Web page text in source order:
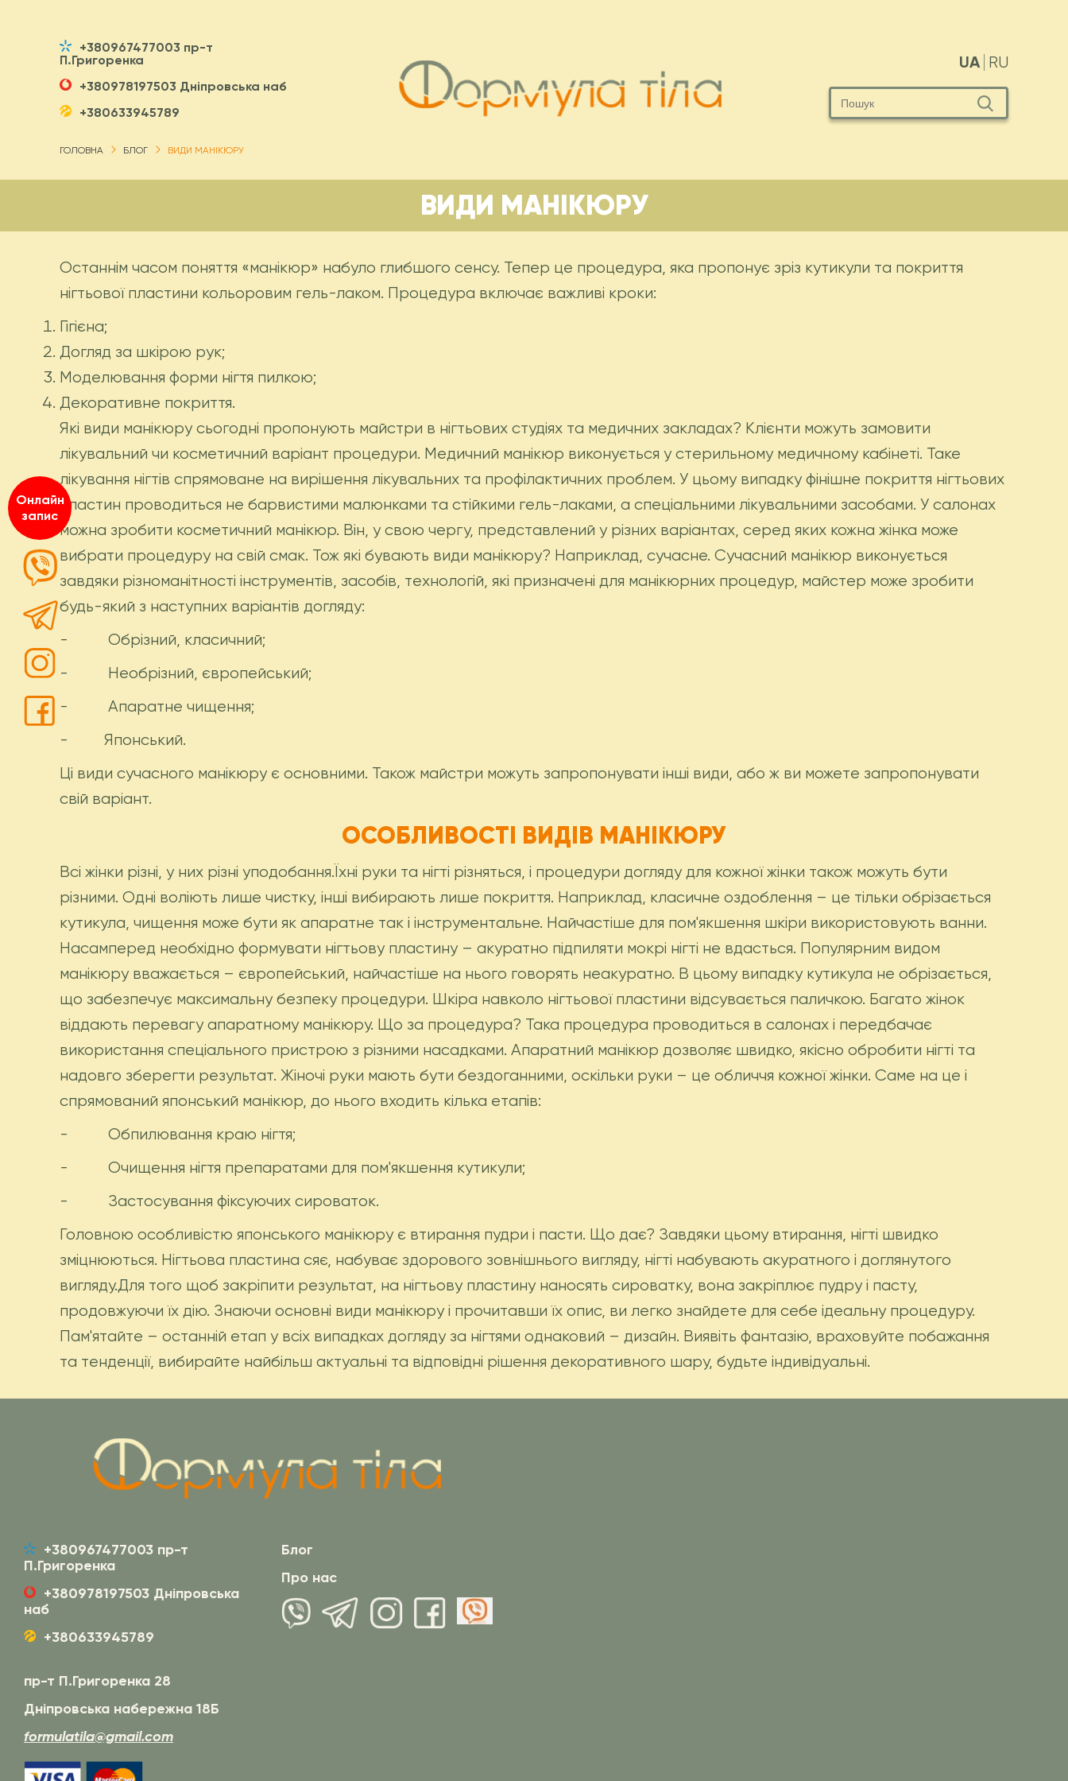
+380967477003 пр-т
П.Григоренка
+380978197503 Дніпровська наб
+380633945789
RU
UA
ГОЛОВНА БЛОГ ВИДИ МАНІКЮРУ
ВИДИ МАНІКЮРУ
Останнім часом поняття «манікюр» набуло глибшого сенсу. Тепер це процедура, яка пропонує зріз кутикули та покриття
нігтьової пластини кольоровим гель-лаком. Процедура включає важливі кроки:
Гігієна;
Догляд за шкірою рук;
Моделювання форми нігтя пилкою;
Декоративне покриття.
Які види манікюру сьогодні пропонують майстри в нігтьових студіях та медичних закладах? Клієнти можуть замовити
лікувальний чи косметичний варіант процедури. Медичний манікюр виконується у стерильному медичному кабінеті. Таке
лікування нігтів спрямоване на вирішення лікувальних та профілактичних проблем. У цьому випадку фінішне покриття нігтьових
пластин проводиться не барвистими малюнками та стійкими гель-лаками, а спеціальними лікувальними засобами. У салонах
можна зробити косметичний манікюр. Він, у свою чергу, представлений у різних варіантах, серед яких кожна жінка може
вибрати процедуру на свій смак. Тож які бувають види манікюру? Наприклад, сучасне. Сучасний манікюр виконується
завдяки різноманітності інструментів, засобів, технологій, які призначені для манікюрних процедур, майстер може зробити
будь-який з наступних варіантів догляду:
- Обрізний, класичний;
- Необрізний, європейський;
- Апаратне чищення;
- Японський.
Ці види сучасного манікюру є основними. Також майстри можуть запропонувати інші види, або ж ви можете запропонувати
свій варіант.
ОСОБЛИВОСТІ ВИДІВ МАНІКЮРУ
Всі жінки різні, у них різні уподобання.Їхні руки та нігті різняться, і процедури догляду для кожної жінки також можуть бути
різними. Одні воліють лише чистку, інші вибирають лише покриття. Наприклад, класичне оздоблення – це тільки обрізається
кутикула, чищення може бути як апаратне так і інструментальне. Найчастіше для пом'якшення шкіри використовують ванни.
Насамперед необхідно формувати нігтьову пластину – акуратно підпиляти мокрі нігті не вдасться. Популярним видом
манікюру вважається – європейський, найчастіше на нього говорять неакуратно. В цьому випадку кутикула не обрізається,
що забезпечує максимальну безпеку процедури. Шкіра навколо нігтьової пластини відсувається паличкою. Багато жінок
віддають перевагу апаратному манікюру. Що за процедура? Така процедура проводиться в салонах і передбачає
використання спеціального пристрою з різними насадками. Апаратний манікюр дозволяє швидко, якісно обробити нігті та
надовго зберегти результат. Жіночі руки мають бути бездоганними, оскільки руки – це обличчя кожної жінки. Саме на це і
спрямований японський манікюр, до нього входить кілька етапів:
- Обпилювання краю нігтя;
- Очищення нігтя препаратами для пом'якшення кутикули;
- Застосування фіксуючих сироваток.
Головною особливістю японського манікюру є втирання пудри і пасти. Що дає? Завдяки цьому втирання, нігті швидко
зміцнюються. Нігтьова пластина сяє, набуває здорового зовнішнього вигляду, нігті набувають акуратного і доглянутого
вигляду.Для того щоб закріпити результат, на нігтьову пластину наносять сироватку, вона закріплює пудру і пасту,
продовжуючи їх дію. Знаючи основні види манікюру і прочитавши їх опис, ви легко знайдете для себе ідеальну процедуру.
Пам'ятайте – останній етап у всіх випадках догляду за нігтями однаковий – дизайн. Виявіть фантазію, враховуйте побажання
та тенденції, вибирайте найбільш актуальні та відповідні рішення декоративного шару, будьте індивідуальні.
Онлайн
запис
+380967477003 пр-т
П.Григоренка
+380978197503 Дніпровська
наб
+380633945789
Блог
Про нас
пр-т П.Григоренка 28
Дніпровська набережна 18Б
formulatila@gmail.com